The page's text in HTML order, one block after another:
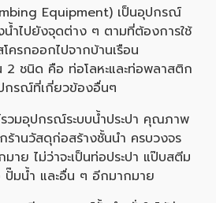
Equipment) เป็นอุปกรณ์
น้ำไปยังจุดต่าง ๆ ตามที่ต้องการใช้
โครกออกไปจากบ้านเรือน
2 ชนิด คือ ท่อโลหะและท่อพลาสติก
กรณ์ที่เกี่ยวข้องอื่นๆ
วมอุปกรณ์ระบบน้ำประปา คุณภาพ
ร้านวัสดุก่อสร้างชั้นนำ ครบวงจร
มาย ไม่ว่าจะเป็นท่อประปา แป๊บสตีม
มน้ำ และอื่น ๆ อีกมากมาย